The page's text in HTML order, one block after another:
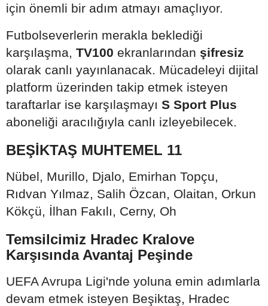
için önemli bir adım atmayı amaçlıyor.
Futbolseverlerin merakla beklediği
karşılaşma, TV100 ekranlarından şifresiz
olarak canlı yayınlanacak. Mücadeleyi dijital
platform üzerinden takip etmek isteyen
taraftarlar ise karşılaşmayı S Sport Plus
aboneliği aracılığıyla canlı izleyebilecek.
BEŞİKTAŞ MUHTEMEL 11
Nübel, Murillo, Djalo, Emirhan Topçu,
Rıdvan Yılmaz, Salih Özcan, Olaitan, Orkun
Kökçü, İlhan Fakılı, Cerny, Oh
Temsilcimiz Hradec Kralove
Karşısında Avantaj Peşinde
UEFA Avrupa Ligi'nde yoluna emin adımlarla
devam etmek isteyen Beşiktaş, Hradec